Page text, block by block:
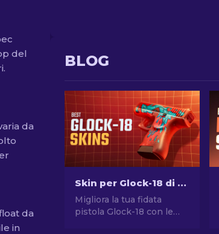
del
da
da
in
BLOG
Skin per Glock-18 di CS2: La Classifica Completa [2026]
Migliora la tua fidata
pistola Glock-18 con le